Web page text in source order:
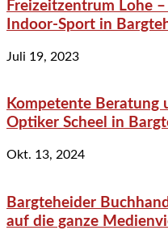
Freizeitzentrum Lohe
Indoor-Sport in
Juli 19, 2023
Kompetente Beratung
Optiker Scheel in
Okt. 13, 2024
Bargteheider
auf die ganze